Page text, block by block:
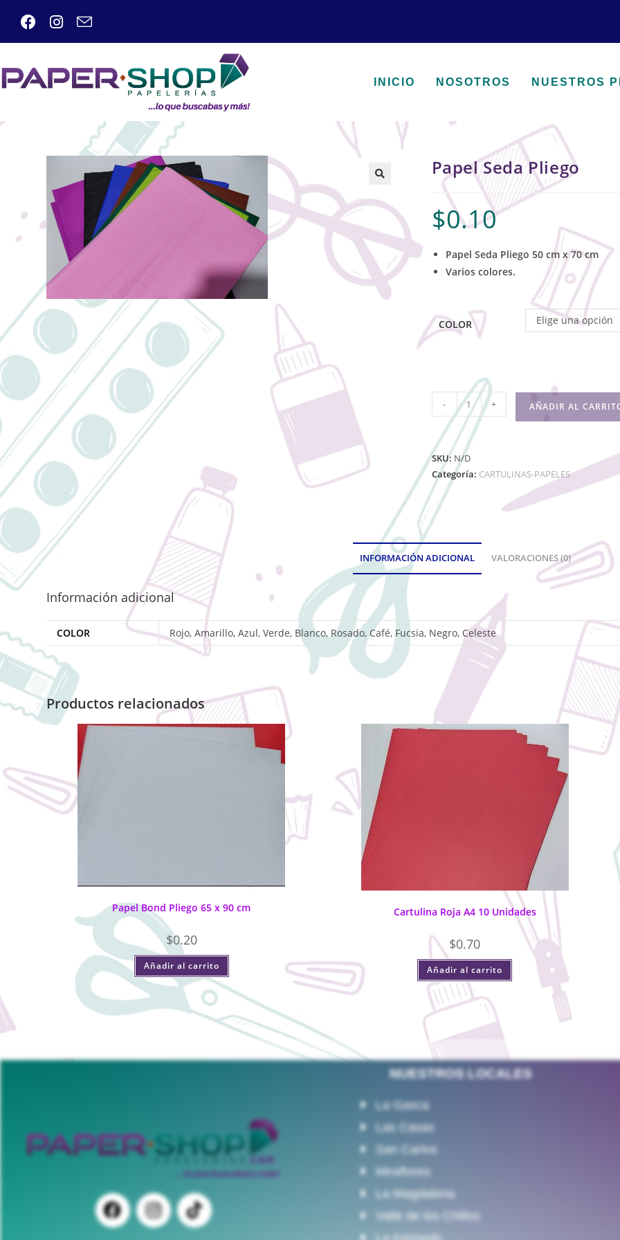
INICIO NOSOTROS NUESTROS
Papel Seda Pliego
$0.10
Papel Seda Pliego 50 cm x 70 cm
Varios colores.
COLOR Elige una opción
- + AÑADIR AL
SKU: N/D
Categoría: CARTULINAS-PAPELES
INFORMACIÓN ADICIONAL VALORACIONES (0)
Información adicional
COLOR Rojo, Amarillo, Azul, Verde, Blanco, Rosado, Café, Fucsia, Negro, Celeste
Productos relacionados
Papel Bond Pliego 65 x 90 cm
$0.20
Añadir al carrito
Cartulina Roja A4 10 Unidades
$0.70
Añadir al carrito
NUESTROS LOCALES
La Gasca
Las Casas
San Carlos
Miraflores
La Magdalena
Valle de los Chillos